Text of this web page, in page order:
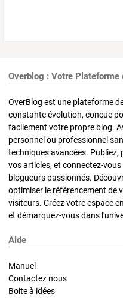
Overblog : Votre
OverBlog est une plateforme
constante évolution, conçue
facilement votre propre blog.
personnel ou professionnel
techniques avancées.
vos articles, et connectez-
blogueurs passionnés.
optimiser le référencement de
visiteurs. Créez votre espace
et démarquez-vous dans
Aide
Manuel
Contactez nous
Boite à idées